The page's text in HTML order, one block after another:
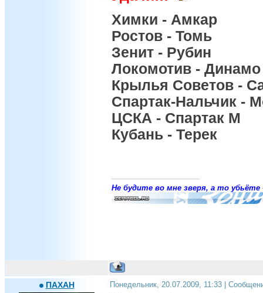
Химки - Амкар
Ростов - Томь
Зенит - Рубин
Локомотив - Динамо
Крылья Советов -
Спартак-Нальчик -
ЦСКА - Спартак М
Кубань - Терек
Не будите во мне зверя, а то убьёте
ПАХАН Понедельник, 20.07.2009, 11:33 |